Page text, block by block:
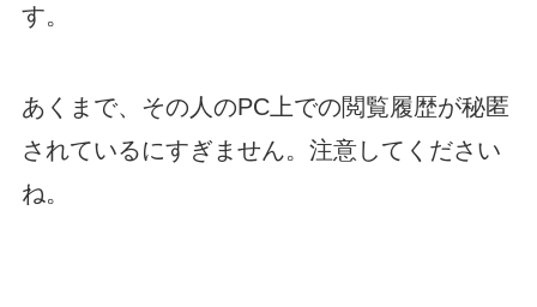
す。
あくまで、その人のPC上での閲覧履歴が秘匿
されているにすぎません。注意してください
ね。